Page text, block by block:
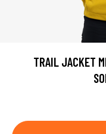
TRAIL JACKET